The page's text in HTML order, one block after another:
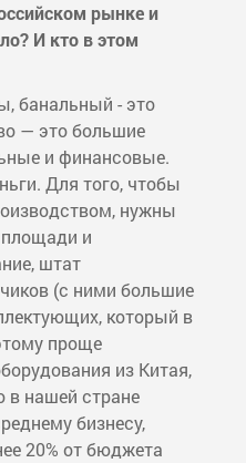
рынке и
И кто в этом
банальный - это
— это большие
и финансовые.
Для того, чтобы
нужны
и
штат
(с ними большие
который в
проще
из Китая,
в нашей стране
бизнесу,
20% от бюджета